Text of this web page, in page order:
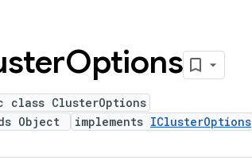
Options
class ClusterOptions
Object
implements IClusterOptions